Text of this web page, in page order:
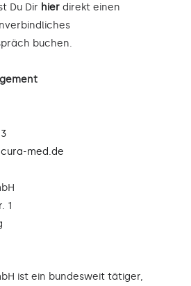
Du Dir hier direkt einen
buchen.
med.de
1
ist ein bundesweit tätiger,